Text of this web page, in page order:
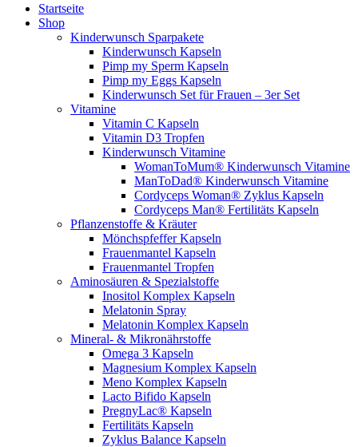
Startseite
Shop
Kinderwunsch Sparpakete
Kinderwunsch Kapseln
Pimp my Sperm Kapseln
Pimp my Eggs Kapseln
Kinderwunsch Set für Frauen – 3er Set
Vitamine
Vitamin C Kapseln
Vitamin D3 Tropfen
Kinderwunsch Vitamine
WomanToMum® Kinderwunsch Vitamine
ManToDad® Kinderwunsch Vitamine
Cordyceps Woman® Zyklus Kapseln
Cordyceps Man® Fertilitäts Kapseln
Pflanzenstoffe & Kräuter
Mönchspfeffer Kapseln
Frauenmantel Kapseln
Frauenmantel Tropfen
Aminosäuren & Spezialstoffe
Inositol Komplex Kapseln
Melatonin Spray
Melatonin Komplex Kapseln
Mineral- & Mikronährstoffe
Omega 3 Kapseln
Magnesium Komplex Kapseln
Meno Komplex Kapseln
Lacto Bifido Kapseln
PregnyLac® Kapseln
Fertilitäts Kapseln
Zyklus Balance Kapseln